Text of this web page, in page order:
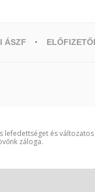
ÁSZF
és
záloga.